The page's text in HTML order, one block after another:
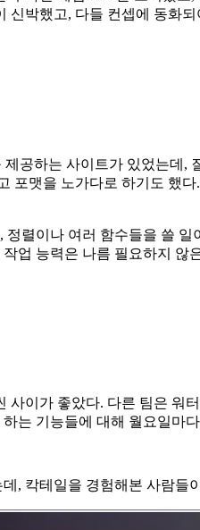
신박했고, 다들 컨셉에 동화
공하는 사이트가 있었는데,
포맷을 노가다로 하기도 했
정렬이나 여러 함수들을 쓸
업 능력은 나름 필요하지 않
사이가 좋았다. 다른 팀은 워
는 기능들에 대해 월요일마
, 칵테일을 경험해본 사람들